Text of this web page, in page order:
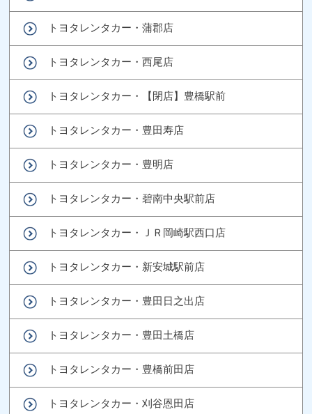
トヨタレンタカー・蒲郡店
トヨタレンタカー・西尾店
トヨタレンタカー・【閉店】豊橋駅前
トヨタレンタカー・豊田寿店
トヨタレンタカー・豊明店
トヨタレンタカー・碧南中央駅前店
トヨタレンタカー・ＪＲ岡崎駅西口店
トヨタレンタカー・新安城駅前店
トヨタレンタカー・豊田日之出店
トヨタレンタカー・豊田土橋店
トヨタレンタカー・豊橋前田店
トヨタレンタカー・刈谷恩田店